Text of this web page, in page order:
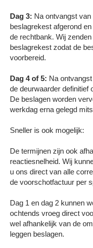
Dag 3: Na ontvangst
beslagrekest afgerond
de rechtbank. Wij
beslagrekest zodat de
voorbereid.
Dag 4 of 5: Na
de deurwaarder definitief
De beslagen worden
werkdag erna gelegd
Sneller is ook mogelijk:
De termijnen zijn ook
reactiesnelheid. Wij
u ons direct van alle
de voorschotfactuur per
Dag 1 en dag 2 kunnen
ochtends vroeg direct
wel afhankelijk van de
leggen beslagen.